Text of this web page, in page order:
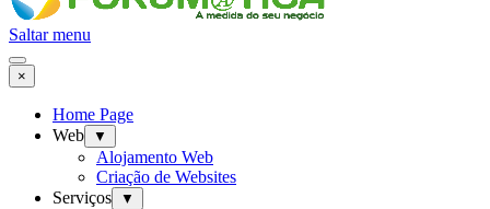
Saltar menu
×
Home Page
Web
▼
Alojamento Web
Criação de Websites
Serviços
▼